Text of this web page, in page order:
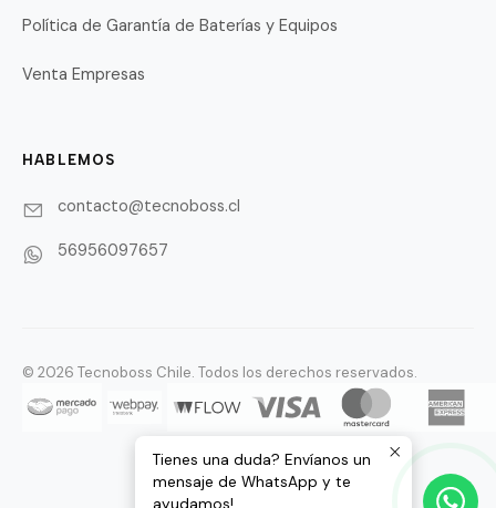
Política de Garantía de Baterías y Equipos
Venta Empresas
HABLEMOS
contacto@tecnoboss.cl
56956097657
© 2026 Tecnoboss Chile. Todos los derechos reservados.
Tienes una duda? Envíanos un
mensaje de WhatsApp y te
ayudamos!